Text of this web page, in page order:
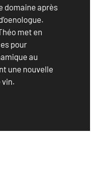
domaine après
met en
pour
au
une nouvelle
vin.